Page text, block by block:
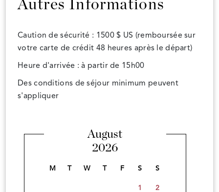
Autres Informations
Caution de sécurité : 1500 $ US (remboursée sur
votre carte de crédit 48 heures après le départ)
Heure d'arrivée : à partir de 15h00
Des conditions de séjour minimum peuvent
s'appliquer
August
2026
M T W T F S S
1
2